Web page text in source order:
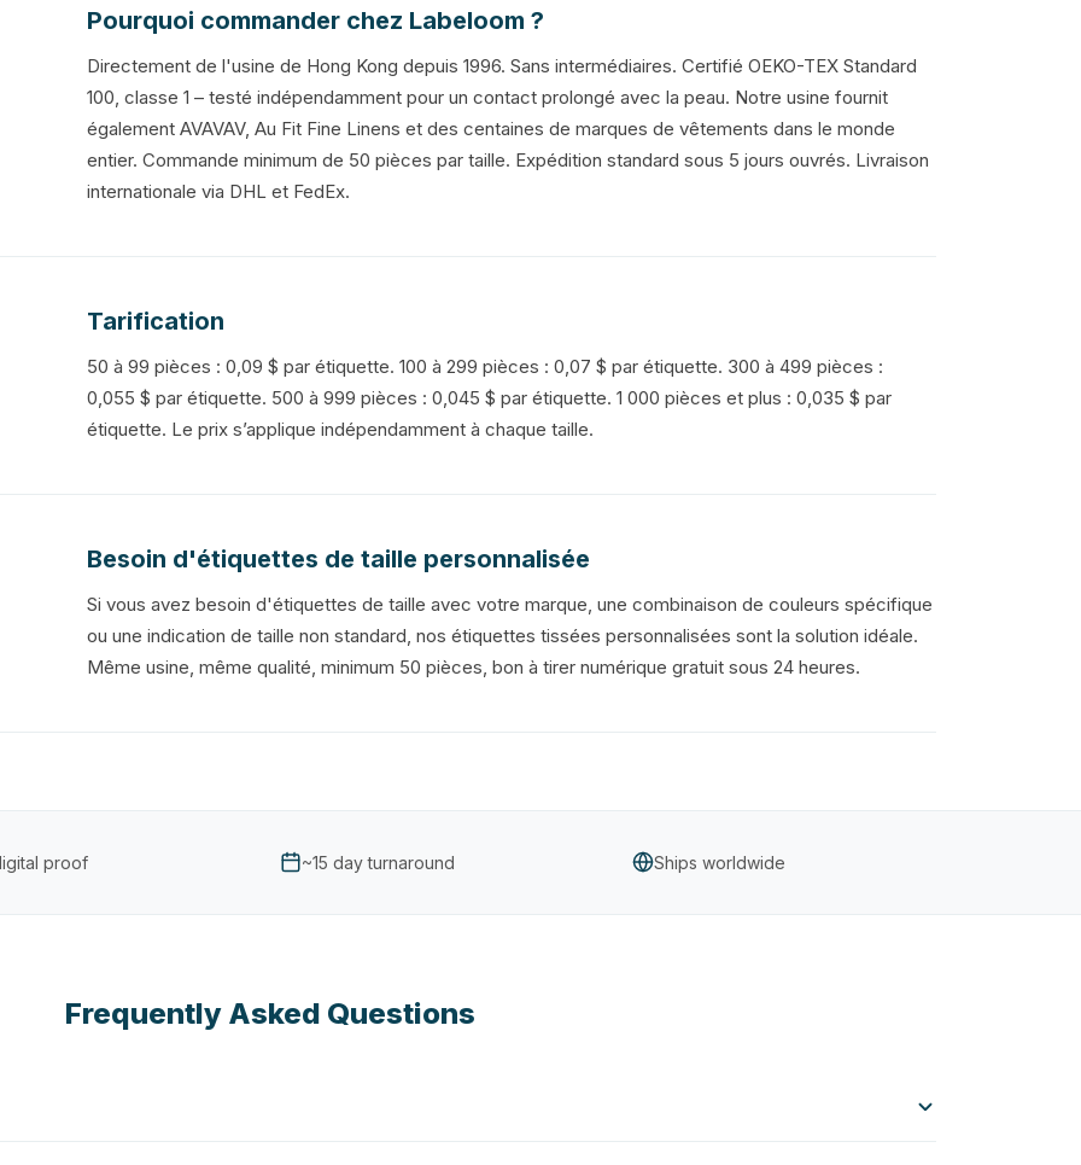
Pourquoi commander chez Labeloom ?
Directement de l'usine de Hong Kong depuis 1996. Sans intermédiaires. Certifié OEKO-TEX Standard
100, classe 1 – testé indépendamment pour un contact prolongé avec la peau. Notre usine fournit
également AVAVAV, Au Fit Fine Linens et des centaines de marques de vêtements dans le monde
entier. Commande minimum de 50 pièces par taille. Expédition standard sous 5 jours ouvrés. Livraison
internationale via DHL et FedEx.
Tarification
50 à 99 pièces : 0,09 $ par étiquette. 100 à 299 pièces : 0,07 $ par étiquette. 300 à 499 pièces :
0,055 $ par étiquette. 500 à 999 pièces : 0,045 $ par étiquette. 1 000 pièces et plus : 0,035 $ par
étiquette. Le prix s’applique indépendamment à chaque taille.
Besoin d'étiquettes de taille personnalisée
Si vous avez besoin d'étiquettes de taille avec votre marque, une combinaison de couleurs spécifique
ou une indication de taille non standard, nos étiquettes tissées personnalisées sont la solution idéale.
Même usine, même qualité, minimum 50 pièces, bon à tirer numérique gratuit sous 24 heures.
proof ~15 day turnaround Ships worldwide
Frequently Asked Questions